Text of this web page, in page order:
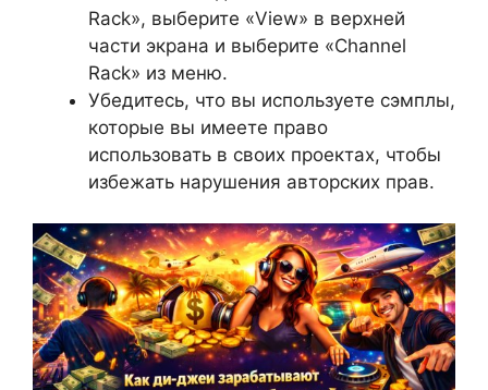
Rack», выберите «View» в верхней
части экрана и выберите «Channel
Rack» из меню.
Убедитесь, что вы используете сэмплы,
которые вы имеете право
использовать в своих проектах, чтобы
избежать нарушения авторских прав.